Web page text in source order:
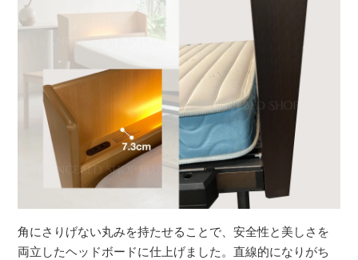
角にさりげない丸みを持たせることで、安全性と美しさを
両立したヘッドボードに仕上げました。直線的になりがち